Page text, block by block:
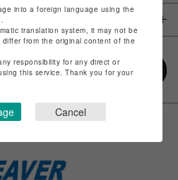
into a foreign language using the
translation system, it may not be
from the original content of the
responsibility for any direct or
this service. Thank you for your
Cancel